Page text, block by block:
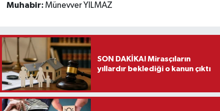
Muhabir: Münevver YILMAZ
SON DAKİKA! Mirasçıların
yıllardır beklediği o kanun çıktı